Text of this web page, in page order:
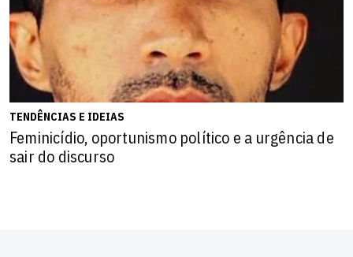
TENDÊNCIAS E IDEIAS
Feminicídio, oportunismo político e a urgência de
sair do discurso